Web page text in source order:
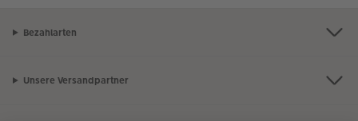
Bezahlarten
Unsere Versandpartner